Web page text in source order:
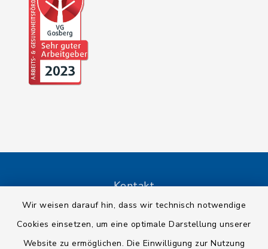
Wir weisen darauf hin, dass wir technisch notwendige
Cookies einsetzen, um eine optimale Darstellung unserer
Website zu ermöglichen. Die Einwilligung zur Nutzung
Kontakt